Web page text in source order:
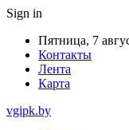
Sign in
Пятница, 7
Контакты
Лента
Карта
vgipk.by